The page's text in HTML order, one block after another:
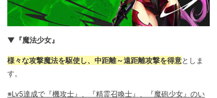
▼『魔法少女』
様々な攻撃魔法を駆使し、中距離～遠距離攻撃を得意としま
す。
※Lv5達成で『機攻士』、『精霊召喚士』、『魔砲少女』のい